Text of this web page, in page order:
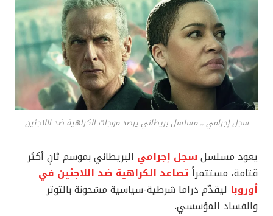
سجل إجرامي .. مسلسل بريطاني يرصد موجات الكراهية ضد اللاجئين
يعود مسلسل سجل إجرامي البريطاني بموسم ثانٍ أكثر
قتامة، مستثمراً تصاعد الكراهية ضد اللاجئين في
أوروبا ليقدّم دراما شرطية-سياسية مشحونة بالتوتر
والفساد المؤسسي.